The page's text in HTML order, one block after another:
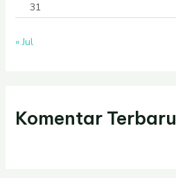
31
« Jul
Komentar Terbaru